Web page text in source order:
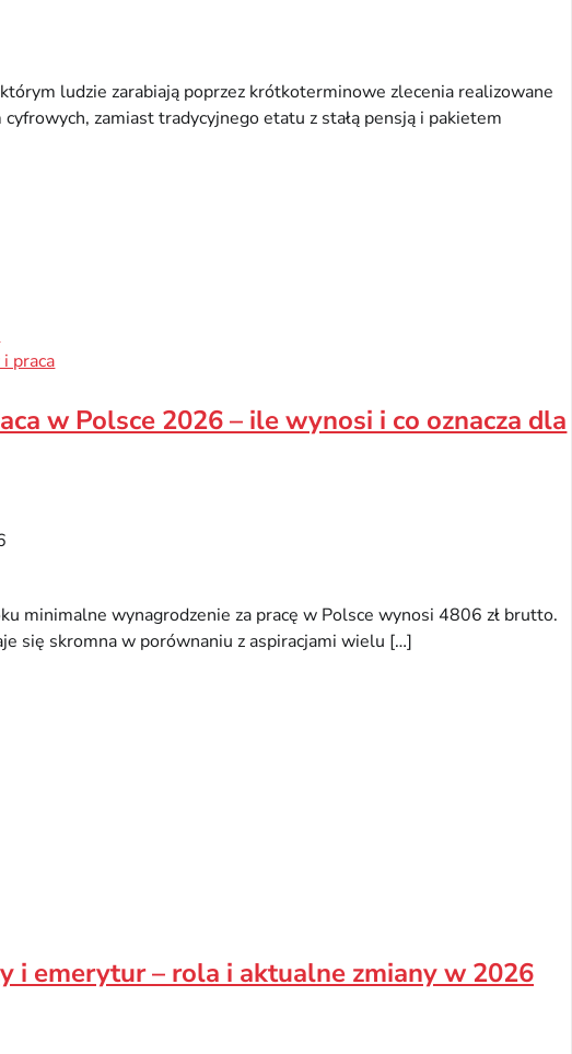
ludzie zarabiają poprzez krótkoterminowe zlecenia realizowane
zamiast tradycyjnego etatu z stałą pensją i pakietem
praca
w Polsce 2026 – ile wynosi i co oznacza dla
minimalne wynagrodzenie za pracę w Polsce wynosi 4806 zł brutto.
się skromna w porównaniu z aspiracjami wielu […]
i emerytur – rola i aktualne zmiany w 2026